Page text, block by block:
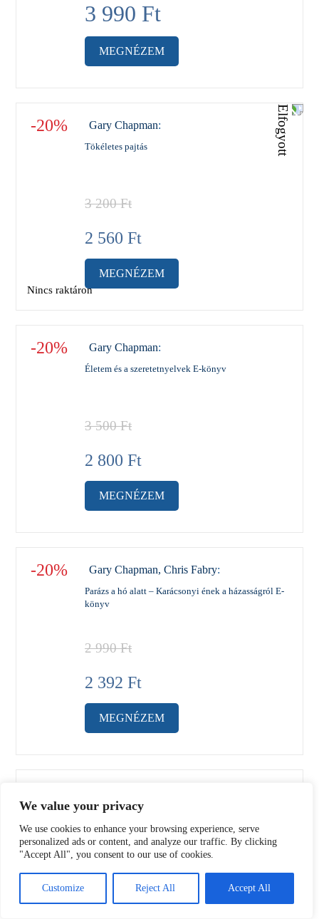
We value your privacy
We use cookies to enhance your browsing experience, serve
personalized ads or content, and analyze our traffic. By clicking
"Accept All", you consent to our use of cookies.
Customize Reject All Accept All
3 990 Ft
MEGNÉZEM
-20% Gary Chapman:
Tökéletes pajtás
3 200Ft
2 560 Ft
Nincs raktáron
MEGNÉZEM
-20% Gary Chapman:
Életem és a szeretetnyelvek E-könyv
3 500Ft
2 800 Ft
MEGNÉZEM
-20% Gary Chapman, Chris Fabry:
Parázs a hó alatt – Karácsonyi ének a házasságról E-
könyv
2 990Ft
2 392 Ft
MEGNÉZEM
Szeretetbe kapaszkodva – Hogyan segít az öt
szeretetnyelv a vendégbabát gyászoló szülőknek
3 500Ft
1 499Ft